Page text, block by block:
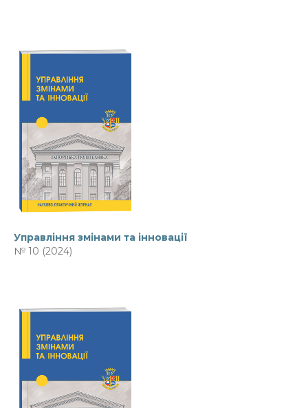
Управління змінами та інновації
№ 10 (2024)